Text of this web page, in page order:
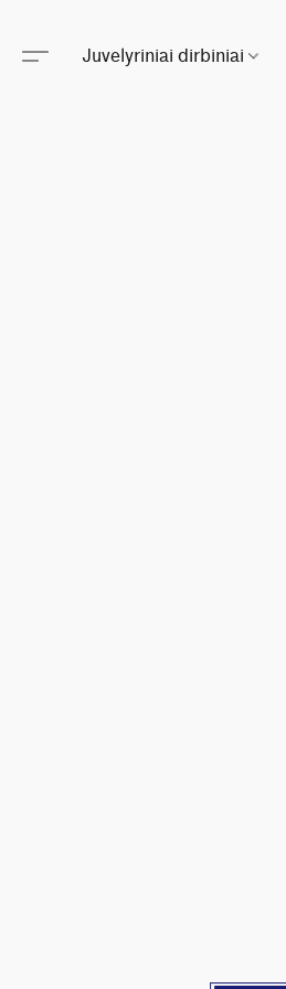
Juvelyriniai dirbiniai